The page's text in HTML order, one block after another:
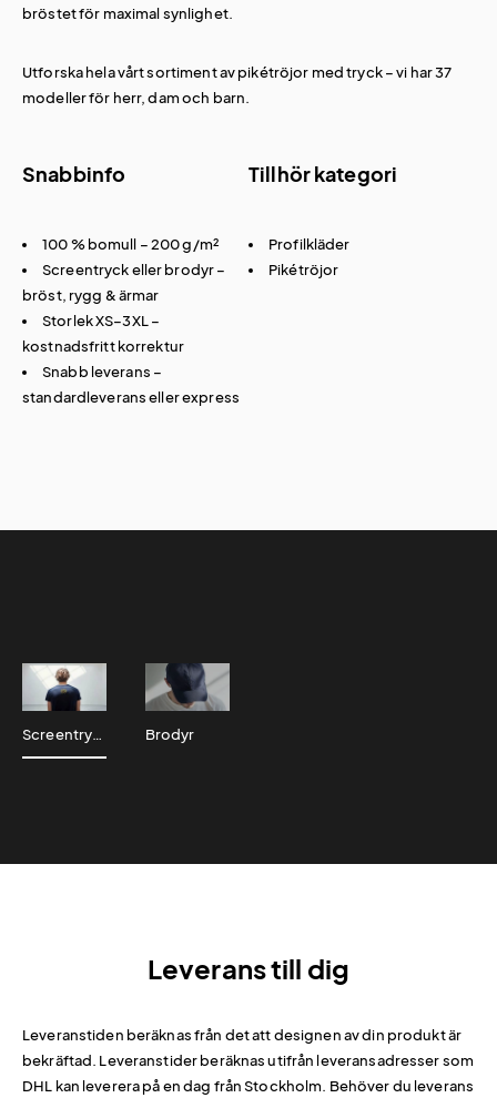
bröstet för maximal synlighet.
Utforska hela vårt sortiment avpikétröjor med tryck– vi har 37
modeller för herr, dam och barn.
Snabbinfo
100 % bomull – 200 g/m²
Screentryck eller brodyr –
bröst, rygg & ärmar
Storlek XS–3XL –
kostnadsfritt korrektur
Snabb leverans –
standardleverans eller express
Tillhör kategori
Profilkläder
Pikétröjor
Screentryck Brodyr
Leverans till dig
Leveranstiden beräknas från det att designen av din produkt är
bekräftad. Leveranstider beräknas utifrån leveransadresser som
DHL kan leverera på en dag från Stockholm. Behöver du leverans